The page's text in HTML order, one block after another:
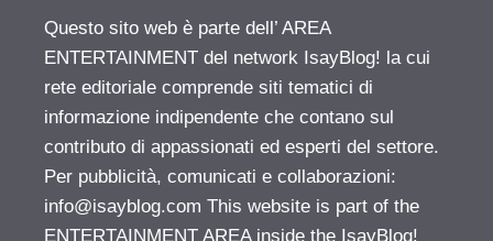
Questo sito web è parte dell’ AREA
ENTERTAINMENT del network IsayBlog! la cui
rete editoriale comprende siti tematici di
informazione indipendente che contano sul
contributo di appassionati ed esperti del settore.
Per pubblicità, comunicati e collaborazioni:
info@isayblog.com This website is part of the
ENTERTAINMENT AREA inside the IsayBlog!